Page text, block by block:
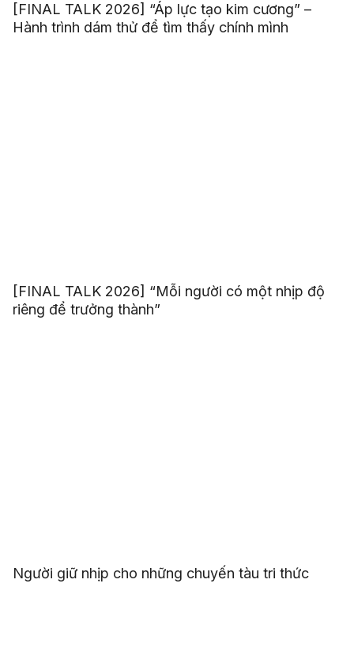
[FINAL TALK 2026] “Áp lực tạo kim cương” –
Hành trình dám thử để tìm thấy chính mình
[FINAL TALK 2026] “Mỗi người có một nhịp độ
riêng để trưởng thành”
Người giữ nhịp cho những chuyến tàu tri thức